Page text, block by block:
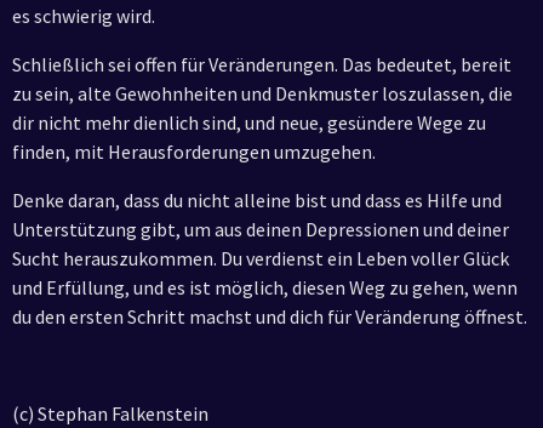
es schwierig wird.
Schließlich sei offen für Veränderungen. Das bedeutet, bereit
zu sein, alte Gewohnheiten und Denkmuster loszulassen, die
dir nicht mehr dienlich sind, und neue, gesündere Wege zu
finden, mit Herausforderungen umzugehen.
Denke daran, dass du nicht alleine bist und dass es Hilfe und
Unterstützung gibt, um aus deinen Depressionen und deiner
Sucht herauszukommen. Du verdienst ein Leben voller Glück
und Erfüllung, und es ist möglich, diesen Weg zu gehen, wenn
du den ersten Schritt machst und dich für Veränderung öffnest.
(c) Stephan Falkenstein